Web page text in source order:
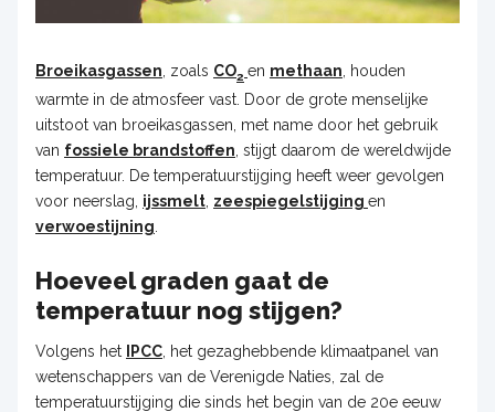
Broeikasgassen , zoals CO2 en methaan , houden
warmte in de atmosfeer vast. Door de grote menselijke
uitstoot van broeikasgassen, met name door het gebruik
van fossiele brandstoffen , stijgt daarom de wereldwijde
temperatuur. De temperatuurstijging heeft weer gevolgen
voor neerslag, ijssmelt zeespiegelstijging en
verwoestijning
Hoeveel graden gaat de
temperatuur nog stijgen?
Volgens het IPCC , het gezaghebbende klimaatpanel van
wetenschappers van de Verenigde Naties, zal de
temperatuurstijging die sinds het begin van de 20e eeuw